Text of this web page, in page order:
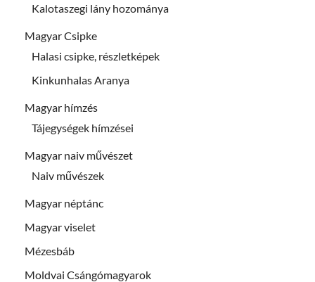
Kalotaszegi lány hozománya
Magyar Csipke
Halasi csipke, részletképek
Kinkunhalas Aranya
Magyar hímzés
Tájegységek hímzései
Magyar naiv művészet
Naiv művészek
Magyar néptánc
Magyar viselet
Mézesbáb
Moldvai Csángómagyarok